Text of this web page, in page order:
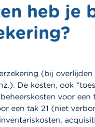
heb je
(bij
De kosten, ook
voor
een tak 21 (niet